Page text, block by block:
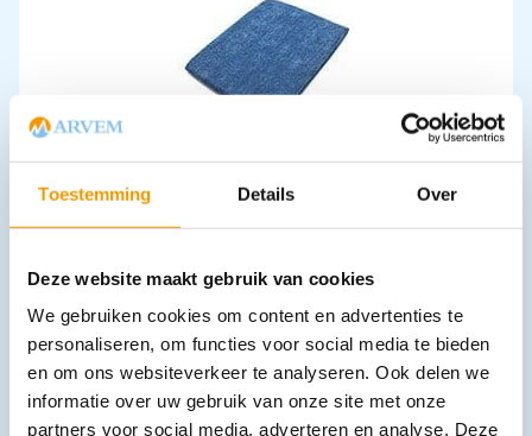
Toestemming Details Over
Deze website maakt gebruik van cookies
We gebruiken cookies om content en advertenties te
personaliseren, om functies voor social media te bieden
en om ons websiteverkeer te analyseren. Ook delen we
informatie over uw gebruik van onze site met onze
partners voor social media, adverteren en analyse. Deze
Deken disp.gewatteerd per stuk
€4,82 – €6,54 incl. btw